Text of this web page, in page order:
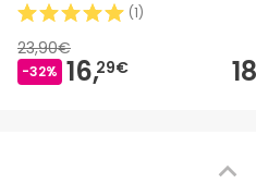
(1)
23,90€
-32% 16,29€